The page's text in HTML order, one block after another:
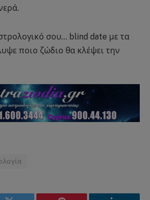
σου… blind date με τα
ποιο ζώδιο θα κλέψει την